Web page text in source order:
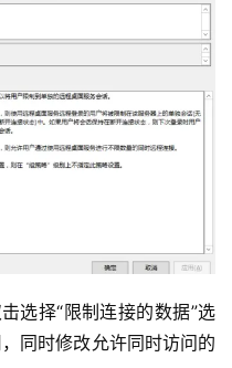
选择“限制连接的数据”选
同时修改允许同时访问的